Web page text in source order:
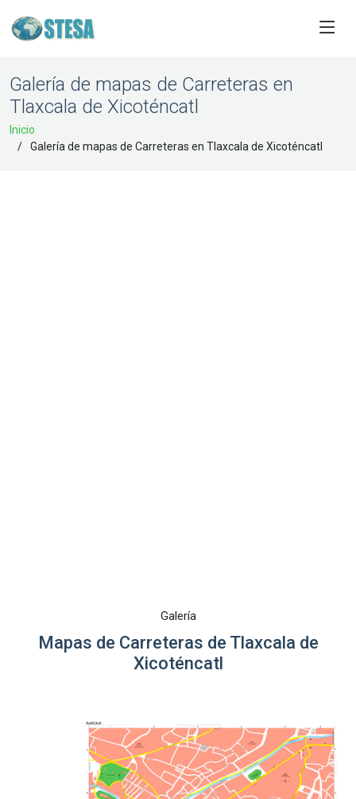
Galería de mapas de Carreteras en
Tlaxcala de Xicoténcatl
Inicio
Galería de mapas de Carreteras en Tlaxcala de Xicoténcatl
Galería
Mapas de Carreteras de Tlaxcala de
Xicoténcatl